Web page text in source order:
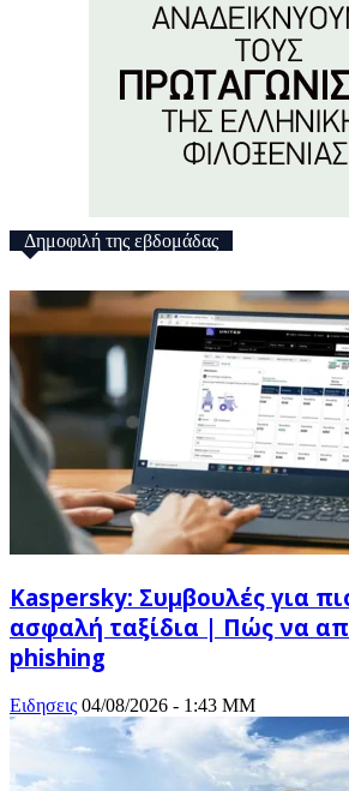
Δημοφιλή της εβδομάδας
Kaspersky: Συμβουλές για
ασφαλή ταξίδια | Πώς να
phishing
Ειδησεις 04/08/2026 - 1:43 ΜΜ